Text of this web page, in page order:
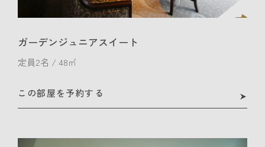
ガーデンジュニアスイート
定員2名 / 48㎡
この部屋を予約する